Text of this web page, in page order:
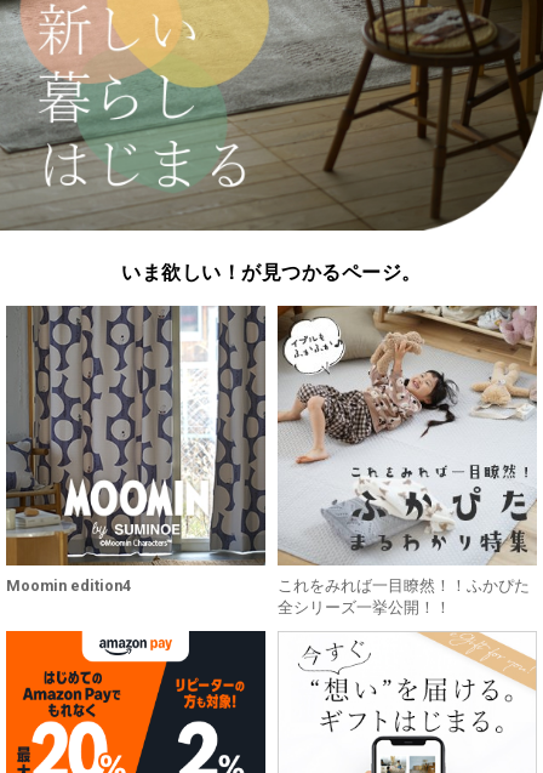
いま欲しい！が見つかるページ。
Moomin edition4
これをみれば一目瞭然！！ふかぴた
全シリーズ一挙公開！！